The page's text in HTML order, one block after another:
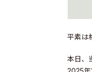
平素は
本日、